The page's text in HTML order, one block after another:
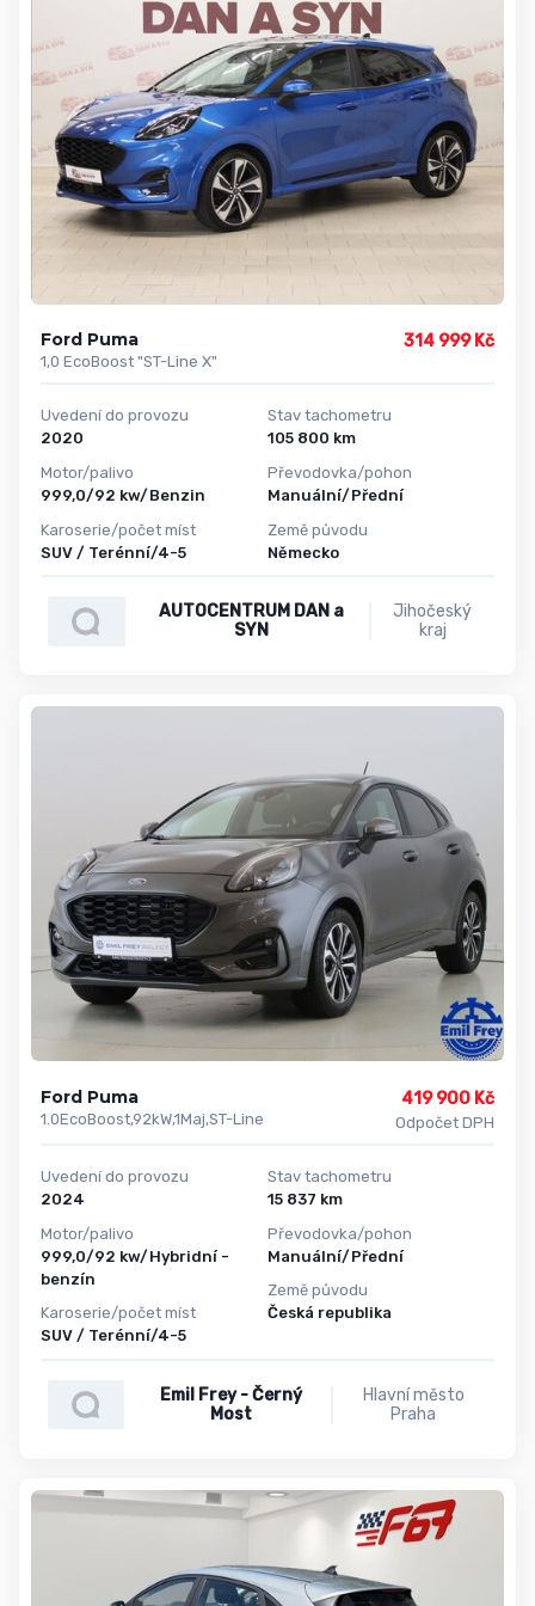
Ford Puma
1,0 EcoBoost "ST-Line X"
314 999 Kč
Uvedení do provozu
2020
Motor/palivo
999,0/92 kw/Benzin
Karoserie/počet míst
SUV / Terénní/4-5
Stav tachometru
105 800 km
Převodovka/pohon
Manuální/Přední
Země původu
Německo
AUTOCENTRUM DAN a
SYN
Jihočeský
kraj
Ford Puma
1.0EcoBoost,92kW,1Maj,ST-Line
419 900 Kč
Odpočet DPH
Uvedení do provozu
2024
Motor/palivo
999,0/92 kw/Hybridní -
benzín
Karoserie/počet míst
SUV / Terénní/4-5
Stav tachometru
15 837 km
Převodovka/pohon
Manuální/Přední
Země původu
Česká republika
Emil Frey - Černý
Most
Hlavní město
Praha